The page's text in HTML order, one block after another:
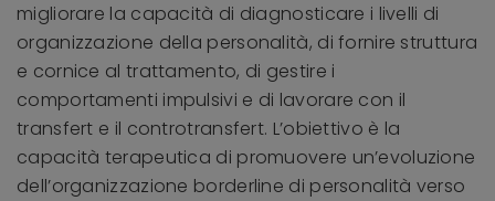
migliorare la capacità di diagnosticare i livelli di
organizzazione della personalità, di fornire struttura
e cornice al trattamento, di gestire i
comportamenti impulsivi e di lavorare con il
transfert e il controtransfert. L’obiettivo è la
capacità terapeutica di promuovere un’evoluzione
dell’organizzazione borderline di personalità verso